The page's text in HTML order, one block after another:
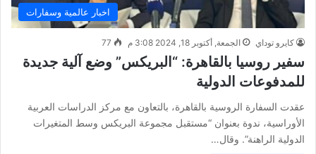
اخبار عالمية وسفارات
كايرو توداي الجمعة, أكتوبر 18, 2024 3:08 م 77
سفير روسيا بالقاهرة: “البريكس” وضع آلية جديدة
للمدفوعات الدولية
عقدت السفارة الروسية بالقاهرة، بالتعاون مع مركز الدراسات العربية
الأوراسية، ندوة بعنوان “مستقبل مجموعة البريكس وسط المتغيرات
الدولية الراهنة”. وقال…